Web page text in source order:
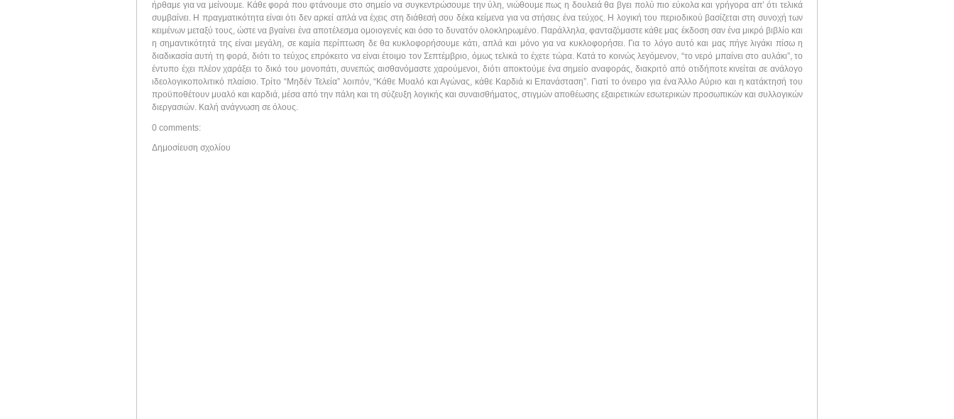
ήρθαμε για να μείνουμε. Κάθε φορά που φτάνουμε στο σημείο να συγκεντρώσουμε την ύλη, νιώθουμε πως η δουλειά θα βγει πολύ πιο εύκολα και γρήγορα απ’ ότι τελικά
συμβαίνει. Η πραγματικότητα είναι ότι δεν αρκεί απλά να έχεις στη διάθεσή σου δέκα κείμενα για να στήσεις ένα τεύχος. Η λογική του περιοδικού βασίζεται στη συνοχή των
κειμένων μεταξύ τους, ώστε να βγαίνει ένα αποτέλεσμα ομοιογενές και όσο το δυνατόν ολοκληρωμένο. Παράλληλα, φανταζόμαστε κάθε μας έκδοση σαν ένα μικρό βιβλίο και
η σημαντικότητά της είναι μεγάλη, σε καμία περίπτωση δε θα κυκλοφορήσουμε κάτι, απλά και μόνο για να κυκλοφορήσει. Για το λόγο αυτό και μας πήγε λιγάκι πίσω η
διαδικασία αυτή τη φορά, διότι το τεύχος επρόκειτο να είναι έτοιμο τον Σεπτέμβριο, όμως τελικά το έχετε τώρα. Κατά το κοινώς λεγόμενον, “το νερό μπαίνει στο αυλάκι”, το
έντυπο έχει πλέον χαράξει το δικό του μονοπάτι, συνεπώς αισθανόμαστε χαρούμενοι, διότι αποκτούμε ένα σημείο αναφοράς, διακριτό από οτιδήποτε κινείται σε ανάλογο
ιδεολογικοπολιτικό πλαίσιο. Τρίτο “Μηδέν Τελεία” λοιπόν, “Κάθε Μυαλό και Αγώνας, κάθε Καρδιά κι Επανάσταση”. Γιατί το όνειρο για ένα Άλλο Αύριο και η κατάκτησή του
προϋποθέτουν μυαλό και καρδιά, μέσα από την πάλη και τη σύζευξη λογικής και συναισθήματος, στιγμών αποθέωσης εξαιρετικών εσωτερικών προσωπικών και συλλογικών
διεργασιών. Καλή ανάγνωση σε όλους.
0 comments:
Δημοσίευση σχολίου